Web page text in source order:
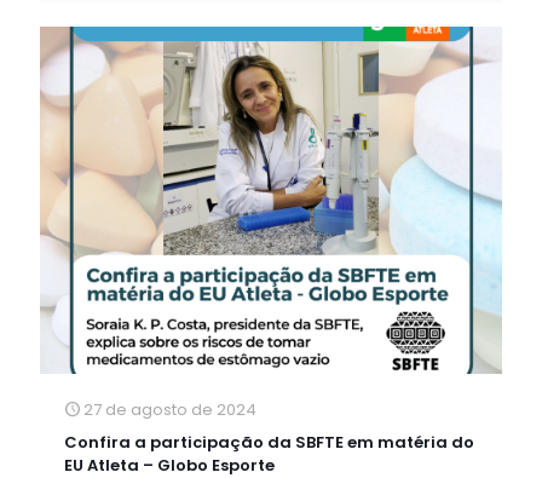
27 de agosto de 2024
Confira a participação da SBFTE em matéria do
EU Atleta – Globo Esporte